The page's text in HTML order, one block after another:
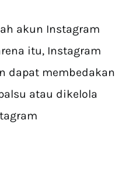
akun Instagram
itu, Instagram
dapat membedakan
atau dikelola